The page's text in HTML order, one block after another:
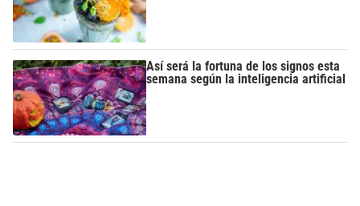
Así será la fortuna de los signos esta
semana según la inteligencia artificial